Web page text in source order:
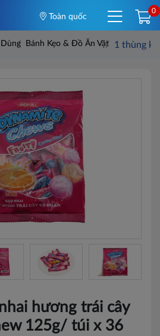
Toàn quốc
0
Bánh Kẹo & Đồ Ăn Vặt 1 thùng
hương trái cây
125g/ túi x 36